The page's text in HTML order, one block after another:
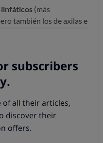
linfáticos (más
también los de axilas e
llegar a ser
complicación que puede
un análisis